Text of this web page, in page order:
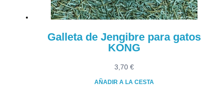
Galleta de Jengibre para gatos
KONG
3,70 €
AÑADIR A LA CESTA